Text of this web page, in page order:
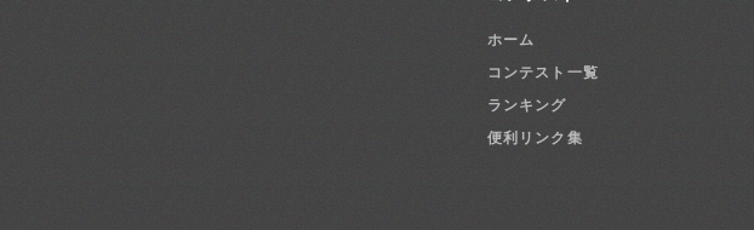
ホーム
コンテスト一覧
ランキング
便利リンク集